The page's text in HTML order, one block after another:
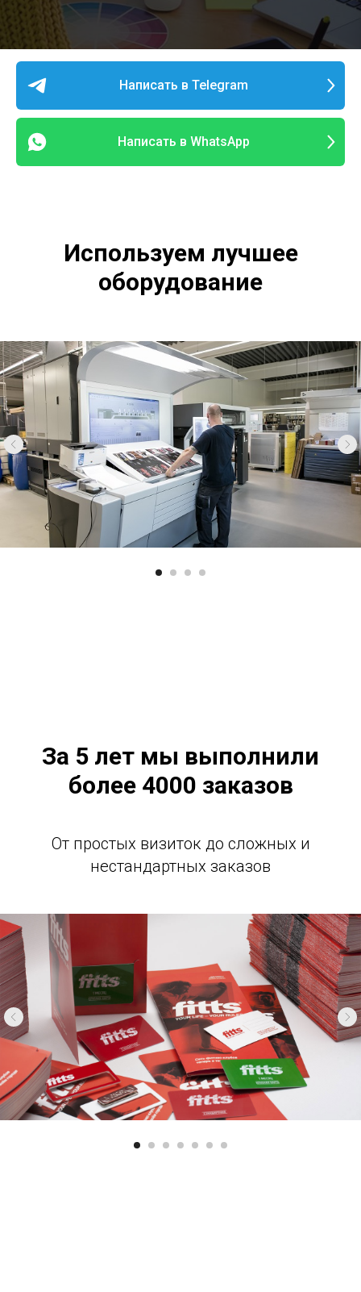
Написать в Telegram
Написать в WhatsApp
Используем лучшее
оборудование
За 5 лет мы выполнили
более 4000 заказов
От простых визиток до сложных и
нестандартных заказов